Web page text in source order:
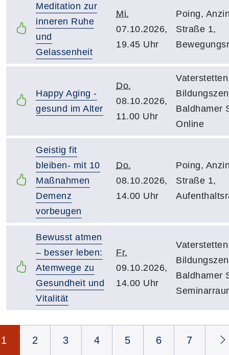
Meditation zur
inneren Ruhe
und
Gelassenheit
Mi.
07.10.2026,
19.45 Uhr
Poing,
Straße 1,
Happy Aging -
gesund im Alter
Do.
08.10.2026,
11.00 Uhr
Baldhamer
Online
Geistig fit
bleiben- mit 10
Maßnahmen
Demenz
vorbeugen
Do.
08.10.2026,
14.00 Uhr
Poing,
Straße 1,
Bewusst atmen
– besser leben:
Atemwege zu
Gesundheit und
Vitalität
Fr.
09.10.2026,
14.00 Uhr
Baldhamer
1 2 3 4 5 6 7